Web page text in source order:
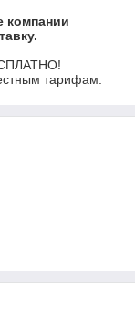
компании
тарифам.